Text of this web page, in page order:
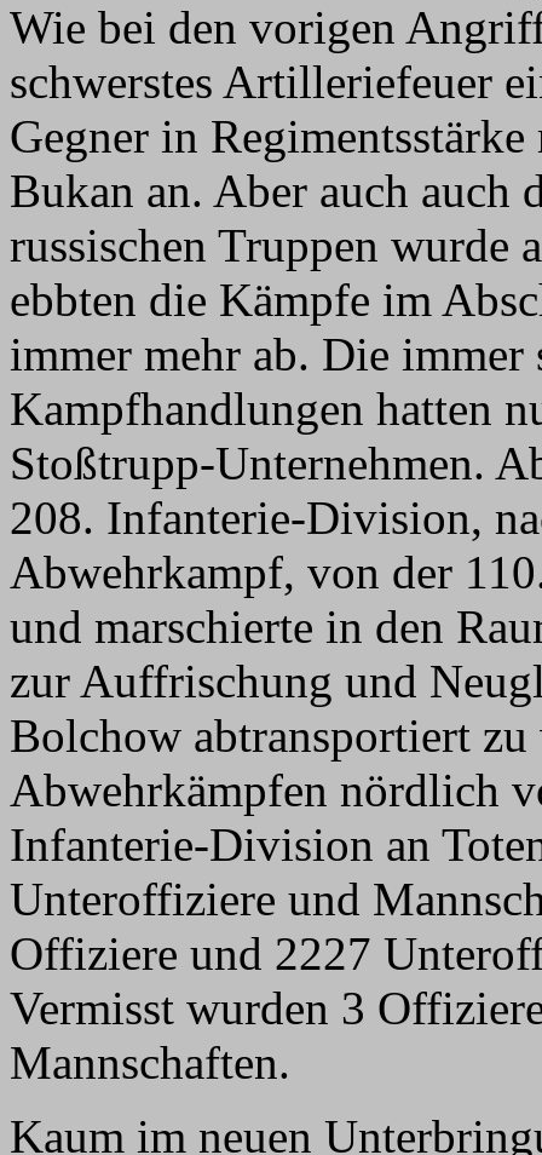
Wie bei den vorigen
schwerstes Artilleriefeuer
Gegner in
Bukan an. Aber auch auch
russischen Truppen wurde
ebbten die Kämpfe im
immer mehr ab. Die immer
Kampfhandlungen hatten
Stoßtrupp-Unternehmen.
208. Infanterie-Division,
Abwehrkampf, von der
und marschierte in den
zur Auffrischung und
Bolchow abtransportiert zu
Abwehrkämpfen nördlich
Infanterie-Division an
Unteroffiziere und
Offiziere und 2227
Vermisst wurden 3
Mannschaften.
Kaum im neuen